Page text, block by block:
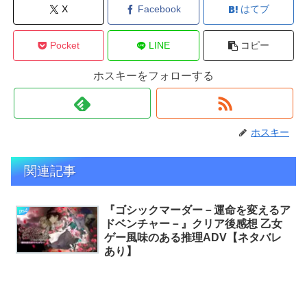
X Facebook はてブ
Pocket LINE コピー
ホスキーをフォローする
ホスキー
関連記事
ps4
『ゴシックマーダー－運命を変えるア
ドベンチャー－』クリア後感想 乙女
ゲー風味のある推理ADV【ネタバレ
あり】